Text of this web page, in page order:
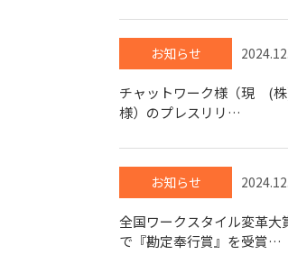
お知らせ
チャットワーク様（現 (
様）のプレスリリ…
お知らせ
全国ワークスタイル変革大
で『勘定奉行賞』を受賞…